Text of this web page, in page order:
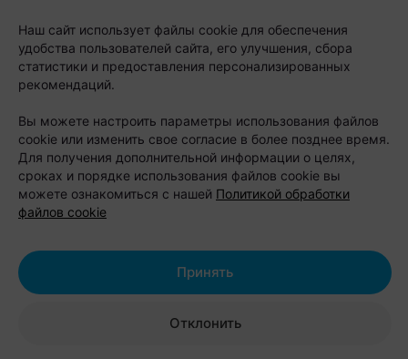
Кто выступит?
Программа вечера расписана по часам:
17:00–19:00 – DJ Rikaya;
19:00–21:00 – DJ Sahar;
21:00–22:00 – хедлайнеры Police in Paris.
Кульбицкого, чья музыка сегодня звучит далеко за
пределами Беларуси. Трек ребят попал в
Кидман и Антонио Бандерасом, а техно-версия
Наш сайт использует файлы cookie для обеспечения
удобства пользователей сайта, его улучшения, сбора
статистики и предоставления персонализированных
рекомендаций.
Вы можете настроить параметры использования файлов
cookie или изменить свое согласие в более позднее время.
Для получения дополнительной информации о целях,
сроках и порядке использования файлов cookie вы
можете ознакомиться с нашей Политикой обработки
файлов cookie
Отклонить
Принять